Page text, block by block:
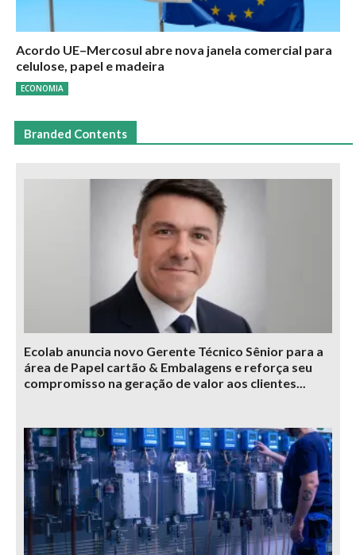
Acordo UE–Mercosul abre nova janela comercial para
celulose, papel e madeira
ECONOMIA
Branded Contents
Ecolab anuncia novo Gerente Técnico Sênior para a
área de Papel cartão & Embalagens e reforça seu
compromisso na geração de valor aos clientes...